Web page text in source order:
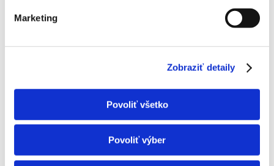
Marketing
Zobraziť detaily
Povoliť všetko
Povoliť výber
montážnou penou, vysávanie profi vysávačom počas vŕtania
prípadných menších nečistôt. V cene nie sú zahrnuté
stavebné úpravy ako maľovanie, stierkovanie, prieraz
– kompletné príslušenstvo a montážny materiál (klasická
podstavce, estetické krycie smotanové PVC lišty do 3 bm a
PVC príslušenstvo, kompletný kotviaci a spojovací materiál,
3bm Cu prepojovacieho potrubia 6/10/1 alebo 6/12/1,